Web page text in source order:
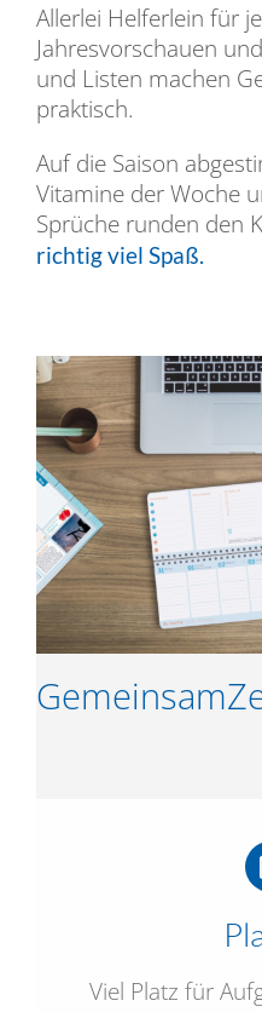
Allerlei Helferlein für
Jahresvorschauen
und Listen machen
praktisch.
Auf die Saison
Vitamine der Woche
Sprüche runden den
richtig viel Spaß.
Viel Platz für